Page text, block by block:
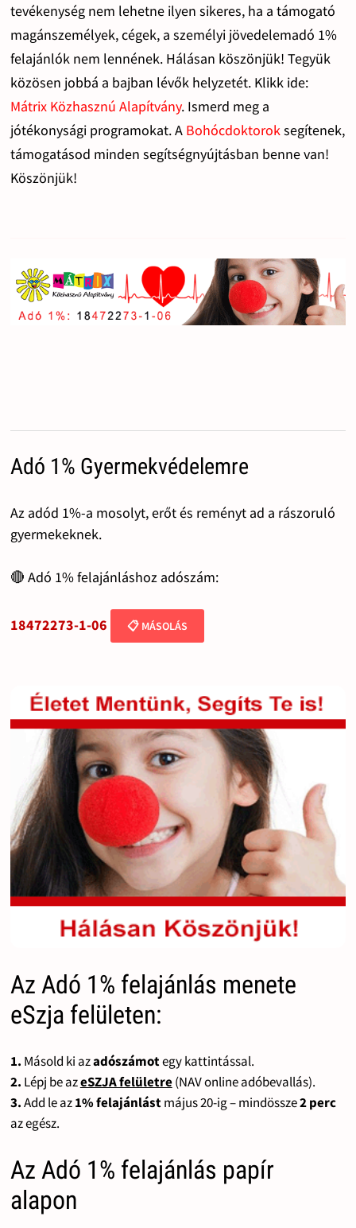
tevékenység nem lehetne ilyen sikeres, ha a támogató
magánszemélyek, cégek, a személyi jövedelemadó 1%
felajánlók nem lennének. Hálásan köszönjük! Tegyük
közösen jobbá a bajban lévők helyzetét. Klikk ide:
Mátrix Közhasznú Alapítvány. Ismerd meg a
jótékonysági programokat. A Bohócdoktorok segítenek,
támogatásod minden segítségnyújtásban benne van!
Köszönjük!
Adó 1% Gyermekvédelemre
Az adód 1%-a mosolyt, erőt és reményt ad a rászoruló
gyermekeknek.
🔴 Adó 1% felajánláshoz adószám:
18472273-1-06 📋 MÁSOLÁS
Az Adó 1% felajánlás menete
eSzja felületen:
1. Másold ki azadószámotegy kattintással.
2. Lépj be azeSZJA felületre(NAV online adóbevallás).
3.Add le az1% felajánlástmájus 20-ig – mindössze2 perc
az egész.
Az Adó 1% felajánlás papír
alapon